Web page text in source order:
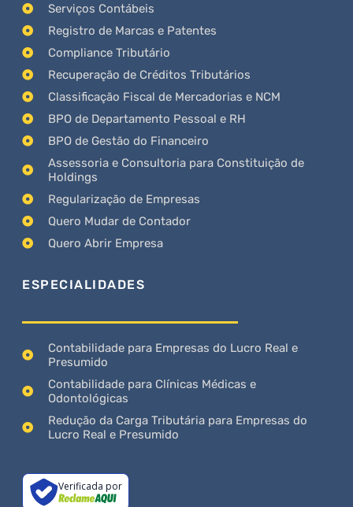
Serviços Contábeis
Registro de Marcas e Patentes
Compliance Tributário
Recuperação de Créditos Tributários
Classificação Fiscal de Mercadorias e NCM
BPO de Departamento Pessoal e RH
BPO de Gestão do Financeiro
Assessoria e Consultoria para Constituição de
Holdings
Regularização de Empresas
Quero Mudar de Contador
Quero Abrir Empresa
ESPECIALIDADES
Contabilidade para Empresas do Lucro Real e
Presumido
Contabilidade para Clínicas Médicas e
Odontológicas
Redução da Carga Tributária para Empresas do
Lucro Real e Presumido
Verificada por